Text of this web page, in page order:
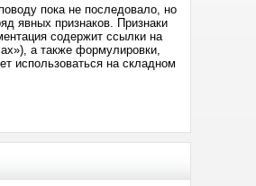
пока не последовало, но
явных признаков. Признаки
содержит ссылки на
а также формулировки,
использоваться на складном